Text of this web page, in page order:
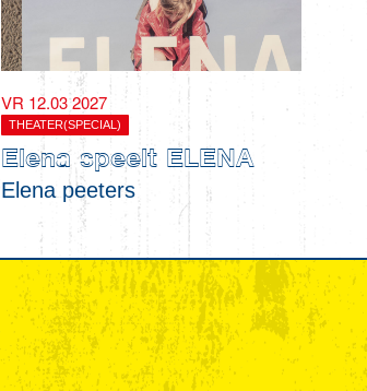
VR 12.03 2027
THEATER(SPECIAL)
Elena speelt ELENA
Elena peeters